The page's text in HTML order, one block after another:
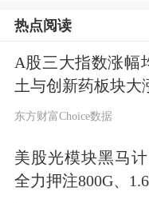
会稳定构成潜在
青少年是国家
被成瘾药吞噬
志着对普瑞巴
品监管的全面
热点阅读
A股三大指数涨幅
土与创新药板块大
东方财富Choice数据
美股光模块黑马
全力押注800G、